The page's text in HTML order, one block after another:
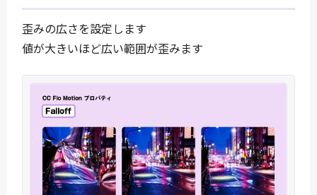
歪みの広さを設定します
値が大きいほど広い範囲が歪みます